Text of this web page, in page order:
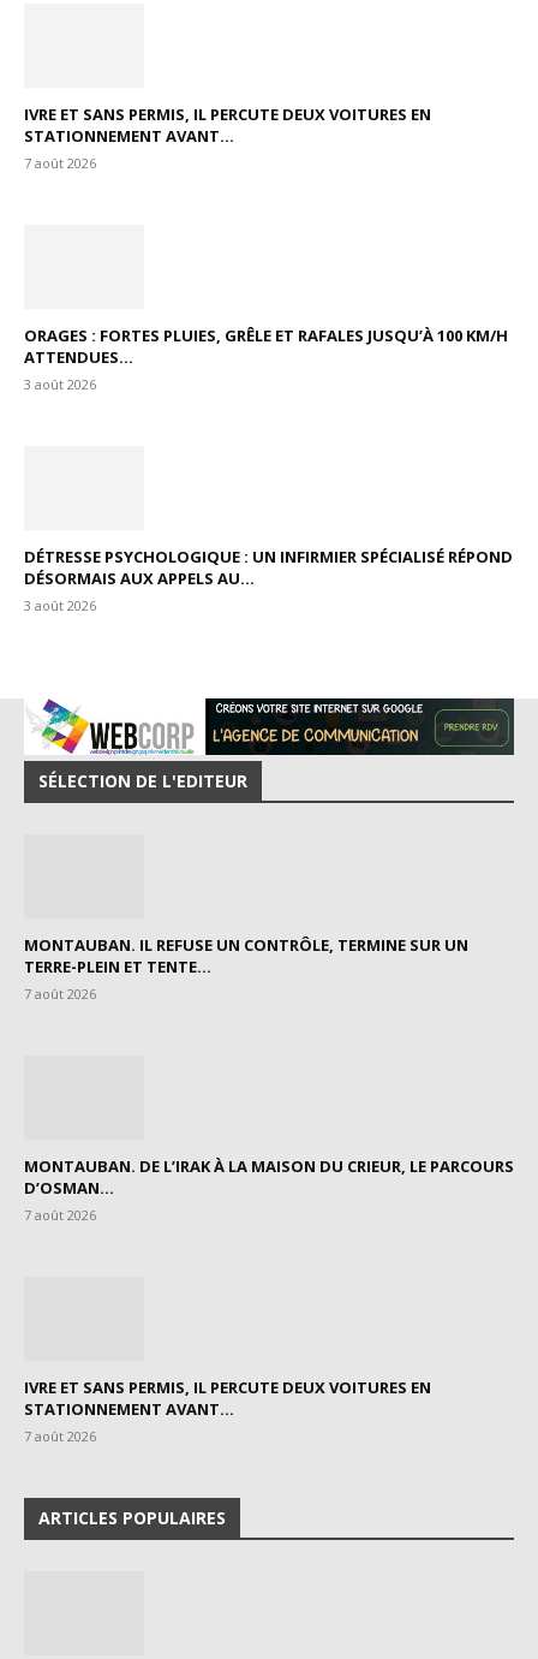
IVRE ET SANS PERMIS, IL PERCUTE DEUX VOITURES EN
STATIONNEMENT AVANT...
7 août 2026
ORAGES : FORTES PLUIES, GRÊLE ET RAFALES JUSQU’À 100 KM/H
ATTENDUES...
3 août 2026
DÉTRESSE PSYCHOLOGIQUE : UN INFIRMIER SPÉCIALISÉ RÉPOND
DÉSORMAIS AUX APPELS AU...
3 août 2026
SÉLECTION DE L'EDITEUR
MONTAUBAN. IL REFUSE UN CONTRÔLE, TERMINE SUR UN
TERRE-PLEIN ET TENTE...
7 août 2026
MONTAUBAN. DE L’IRAK À LA MAISON DU CRIEUR, LE PARCOURS
D’OSMAN...
7 août 2026
IVRE ET SANS PERMIS, IL PERCUTE DEUX VOITURES EN
STATIONNEMENT AVANT...
7 août 2026
ARTICLES POPULAIRES